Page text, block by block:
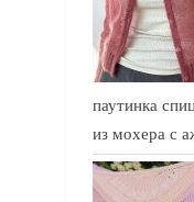
паутинка
из мохера с